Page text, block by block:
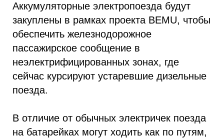
Аккумуляторные электропоезда будут
закуплены в рамках проекта BEMU, чтобы
обеспечить железнодорожное
пассажирское сообщение в
неэлектрифицированных зонах, где
сейчас курсируют устаревшие дизельные
поезда.
В отличие от обычных электричек поезда
на батарейках могут ходить как по путям,